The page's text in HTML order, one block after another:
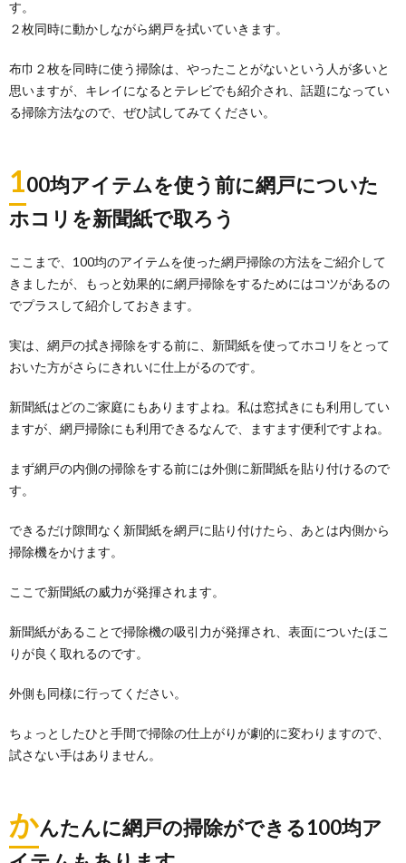
す。
２枚同時に動かしながら網戸を拭いていきます。
布巾２枚を同時に使う掃除は、やったことがないという人が多いと
思いますが、キレイになるとテレビでも紹介され、話題になってい
る掃除方法なので、ぜひ試してみてください。
100均アイテムを使う前に網戸についた
ホコリを新聞紙で取ろう
ここまで、100均のアイテムを使った網戸掃除の方法をご紹介して
きましたが、もっと効果的に網戸掃除をするためにはコツがあるの
でプラスして紹介しておきます。
実は、網戸の拭き掃除をする前に、新聞紙を使ってホコリをとって
おいた方がさらにきれいに仕上がるのです。
新聞紙はどのご家庭にもありますよね。私は窓拭きにも利用してい
ますが、網戸掃除にも利用できるなんで、ますます便利ですよね。
まず網戸の内側の掃除をする前には外側に新聞紙を貼り付けるので
す。
できるだけ隙間なく新聞紙を網戸に貼り付けたら、あとは内側から
掃除機をかけます。
ここで新聞紙の威力が発揮されます。
新聞紙があることで掃除機の吸引力が発揮され、表面についたほこ
りが良く取れるのです。
外側も同様に行ってください。
ちょっとしたひと手間で掃除の仕上がりが劇的に変わりますので、
試さない手はありません。
かんたんに網戸の掃除ができる100均ア